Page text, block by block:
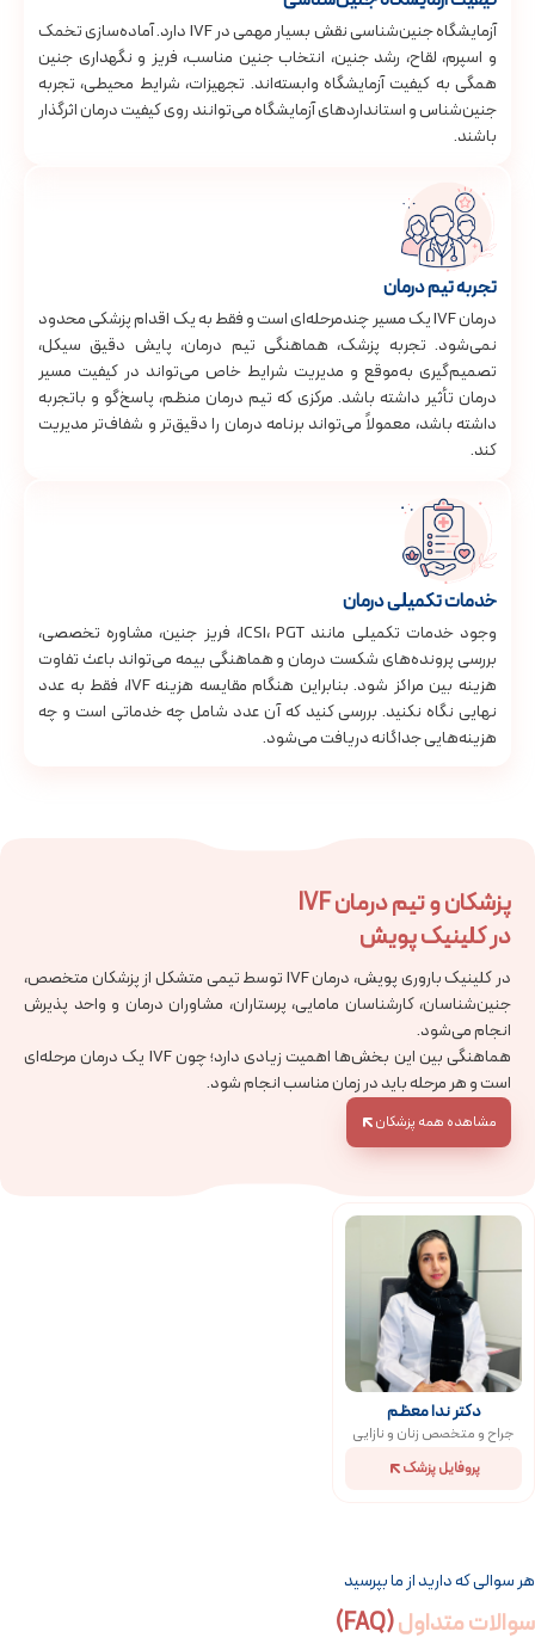
آزمایشگاه جنین‌شناسی نقش بسیار مهمی در IVF دارد. آماده‌سازی تخمک
و اسپرم، لقاح، رشد جنین، انتخاب جنین مناسب، فریز و نگهداری جنین
همگی به کیفیت آزمایشگاه وابسته‌اند. تجهیزات، شرایط محیطی، تجربه
جنین‌شناس و استانداردهای آزمایشگاه می‌توانند روی کیفیت درمان اثرگذار
باشند.
تجربه تیم درمان
درمان IVF یک مسیر چندمرحله‌ای است و فقط به یک اقدام پزشکی محدود
نمی‌شود. تجربه پزشک، هماهنگی تیم درمان، پایش دقیق سیکل،
تصمیم‌گیری به‌موقع و مدیریت شرایط خاص می‌تواند در کیفیت مسیر
درمان تأثیر داشته باشد. مرکزی که تیم درمان منظم، پاسخ‌گو و باتجربه
داشته باشد، معمولاً می‌تواند برنامه درمان را دقیق‌تر و شفاف‌تر مدیریت
کند.
خدمات تکمیلی درمان
وجود خدمات تکمیلی مانند ICSI، PGT، فریز جنین، مشاوره تخصصی،
بررسی پرونده‌های شکست درمان و هماهنگی بیمه می‌تواند باعث تفاوت
هزینه بین مراکز شود. بنابراین هنگام مقایسه هزینه IVF، فقط به عدد
نهایی نگاه نکنید. بررسی کنید که آن عدد شامل چه خدماتی است و چه
هزینه‌هایی جداگانه دریافت می‌شود.
پزشکان و تیم درمان IVF
در کلینیک پویش
در کلینیک باروری پویش، درمان IVF توسط تیمی متشکل از پزشکان متخصص،
جنین‌شناسان، کارشناسان مامایی، پرستاران، مشاوران درمان و واحد پذیرش
انجام می‌شود.
هماهنگی بین این بخش‌ها اهمیت زیادی دارد؛ چون IVF یک درمان مرحله‌ای
است و هر مرحله باید در زمان مناسب انجام شود.
مشاهده همه پزشکان
دکتر ندا معظم
جراح و متخصص زنان و نازایی
پروفایل پزشک
هر سوالی که دارید از ما بپرسید
سوالات متداول(FAQ)